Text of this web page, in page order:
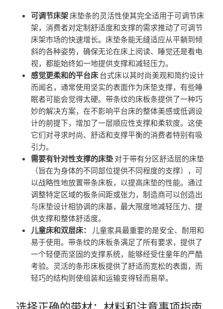
可调节床架 床垫条的灵活性使其完全适用于可调节床
架，消费者对定制舒适度和支撑的需求推动了可调节
床架市场的快速增长。床垫条能无缝适应从平躺到倾
斜的各种姿势，确保无论在床上阅读、睡觉还是看电
视，都能始终如一地提供支撑和减轻压力。
感觉更柔和的平台床 台式床以其时尚美观和简约设计
而闻名，通常使用坚实的表面作为床垫支撑，有些睡
眠者可能会觉得太硬。带条纹的床板条提供了一种巧
妙的解决方案，在不影响平台床的整体美感或低调设
计的前提下，增加了一层顺应性支撑和柔软度。这使
它们对寻求时尚、舒适和支撑平衡的消费者特别有吸
引力。
需要有针对性支撑的床垫对于带有分区舒适层的床垫
（旨在为身体的不同部位提供不同程度的支撑），可
以战略性地放置带条床板，以提高床垫的性能。通过
调整特定区域的板条间距或张力，制造商可以创造出
与床垫设计相协调的床基，最大限度地减轻压力、提
供支撑和整体舒适度。
儿童床和双层床：
儿童家具最重要的是安全、耐用和
易于使用。带条纹的床板条满足了所有要求，提供了
一个轻便而坚固的支撑系统，能够经受住童年的严酷
考验。灵活的条形床板提供了舒适而宽松的表面，而
轻巧的结构则使组装和运输变得轻而易举。